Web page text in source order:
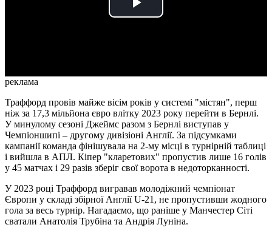
Play
реклама
Траффорд провів майже вісім років у системі "містян", перш
ніж за 17,3 мільйона євро влітку 2023 року перейти в Бернлі.
У минулому сезоні Джеймс разом з Бернлі виступав у
Чемпіоншипі – другому дивізіоні Англії. За підсумками
кампанії команда фінішувала на 2-му місці в турнірній таблиці
і вийшла в АПЛ. Кіпер "кларетових" пропустив лише 16 голів
у 45 матчах і 29 разів зберіг свої ворота в недоторканності.
У 2023 році Траффорд вигравав молодіжний чемпіонат
Європи у складі збірної Англії U-21, не пропустивши жодного
гола за весь турнір. Нагадаємо, що раніше у Манчестер Сіті
сватали Анатолія Трубіна та Андрія Луніна.